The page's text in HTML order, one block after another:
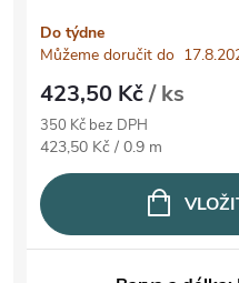
Do týdne
Můžeme doručit do
423,50 Kč/ ks
350 Kč bez DPH
Měrná cena:
423,50 Kč / 0.9 m